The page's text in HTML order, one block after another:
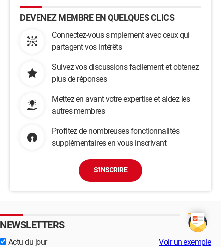
DEVENEZ MEMBRE EN QUELQUES CLICS
Connectez-vous simplement avec ceux qui
partagent vos intérêts
Suivez vos discussions facilement et obtenez
plus de réponses
Mettez en avant votre expertise et aidez les
autres membres
Profitez de nombreuses fonctionnalités
supplémentaires en vous inscrivant
S'INSCRIRE
NEWSLETTERS
Actu du jour Voir un exemple